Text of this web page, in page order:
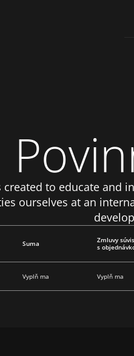
created to educate and
ourselves at an
Suma
Zmluvy
s
Vyplň ma Vyplň ma